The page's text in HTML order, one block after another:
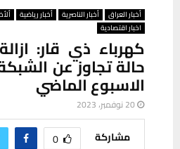
أخبار العراق أخبار الناصرية أخبار رياضية
اخبار اقتصادية
حالة تجاوز عن
الاسبوع الماضي
20 نوفمبر، 2023
مشاركة 0